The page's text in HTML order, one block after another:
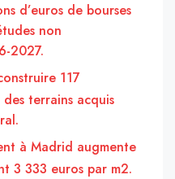
d’euros de bourses
non
2027.
117
des terrains acquis
à Madrid augmente
3 333 euros par m2.